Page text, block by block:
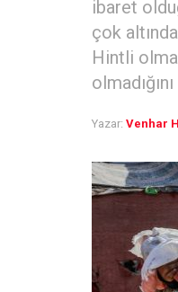
ibaret
çok
Hintli
Yazar: Venhar